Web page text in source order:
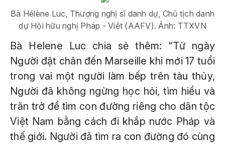
Bà Hélène Luc, Thượng nghị sĩ danh dự, Chủ tịch danh
dự Hội hữu nghị Pháp - Việt (AAFV). Ảnh: TTXVN
Bà Helene Luc chia sẻ thêm: “Từ ngày
Người đặt chân đến Marseille khi mới 17 tuổi
trong vai một người làm bếp trên tàu thủy,
Người đã không ngừng học hỏi, tìm hiểu và
trăn trở để tìm con đường riêng cho dân tộc
Việt Nam bằng cách đi khắp nước Pháp và
thế giới. Người đã tìm ra con đường đó cùng